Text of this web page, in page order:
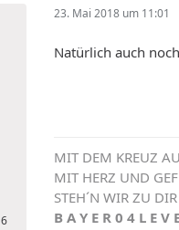
6
23. Mai 2018 um 11:01
Natürlich auch
MIT DEM KREUZ
MIT HERZ UND
STEH´N WIR ZU DIR
B A Y E R 0 4 L E V